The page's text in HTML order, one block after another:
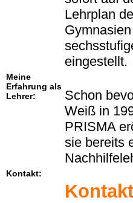
Lehrplan
eingestellt.
Meine
Erfahrung als
Lehrer:
Schon
Weiß in
PRISMA
sie bereits
Kontakt: